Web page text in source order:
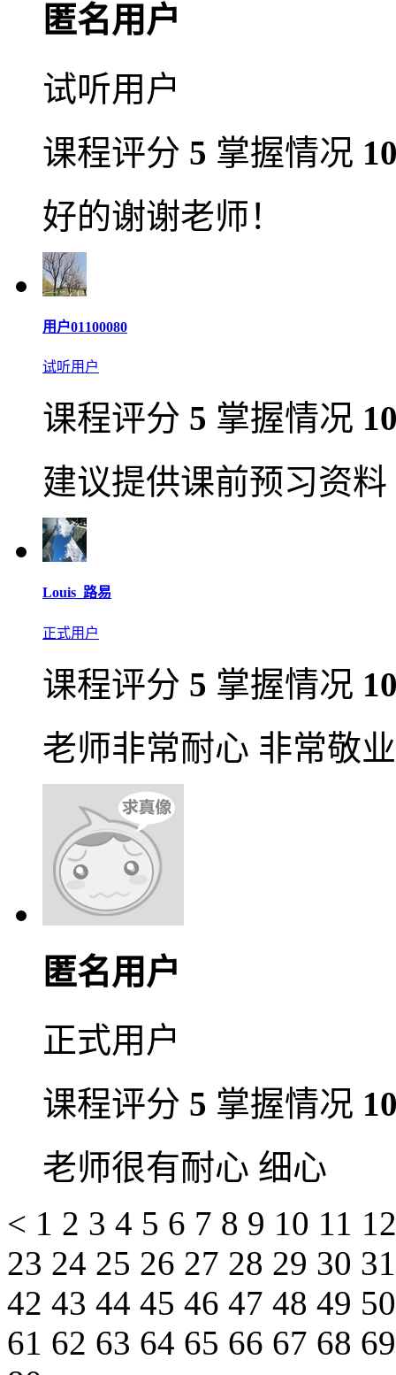
匿名用户
试听用户
课程评分 5 掌握情况
好的谢谢老师！
用户01100080
试听用户
课程评分 5 掌握情况
建议提供课前预习资料
Louis_路易
正式用户
课程评分 5 掌握情况
老师非常耐心 非常敬业
匿名用户
正式用户
课程评分 5 掌握情况
老师很有耐心 细心
< 1 2 3 4 5 6 7 8 9 10 11
23 24 25 26 27 28 29 30
42 43 44 45 46 47 48 49
61 62 63 64 65 66 67 68